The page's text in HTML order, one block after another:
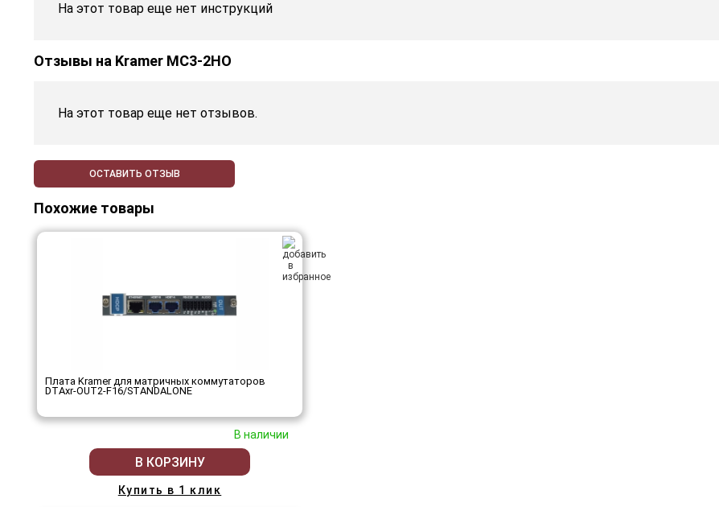
На этот товар еще нет инструкций
Отзывы на Kramer MC3-2HO
На этот товар еще нет отзывов.
ОСТАВИТЬ ОТЗЫВ
Похожие товары
Плата Kramer для матричных коммутаторов
DTAxr-OUT2-F16/STANDALONE
В наличии
В КОРЗИНУ
Купить в 1 клик